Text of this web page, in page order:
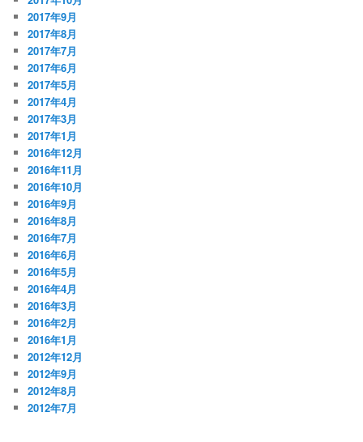
2017年9月
2017年8月
2017年7月
2017年6月
2017年5月
2017年4月
2017年3月
2017年1月
2016年12月
2016年11月
2016年10月
2016年9月
2016年8月
2016年7月
2016年6月
2016年5月
2016年4月
2016年3月
2016年2月
2016年1月
2012年12月
2012年9月
2012年8月
2012年7月